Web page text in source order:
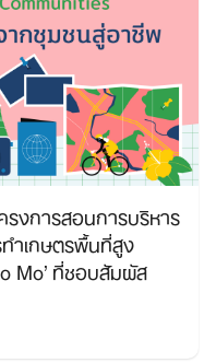
งการสอนการบริหาร
ำเกษตรพื้นที่สูง
Mo’ ที่ชอบสัมผัส